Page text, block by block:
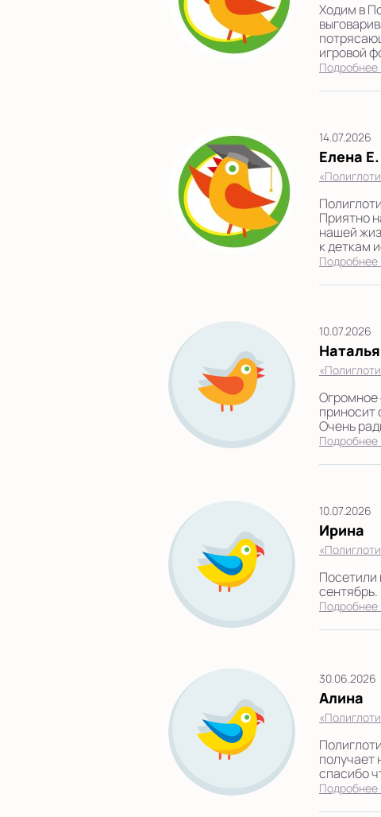
Ходим в
игровой
14.07.2026
Елена Е.
Приятно
нашей
к деткам
10.07.2026
Наталья
Огромное
приносит
Очень
10.07.2026
Ирина
Посетили
30.06.2026
Алина
получает
спасибо